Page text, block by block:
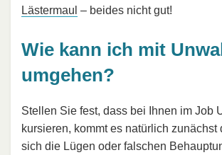
Lästermaul – beides nicht gut!
Wie kann ich mit
umgehen?
Stellen Sie fest, dass bei Ihnen im Job
kursieren, kommt es natürlich zunächst
sich die Lügen oder falschen